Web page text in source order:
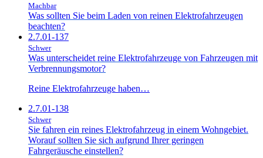
Machbar
Was sollten Sie beim Laden von reinen Elektrofahrzeugen
beachten?
2.7.01-137
Schwer
Was unterscheidet reine Elektrofahrzeuge von Fahrzeugen mit
Verbrennungsmotor?
Reine Elektrofahrzeuge haben…
2.7.01-138
Schwer
Sie fahren ein reines Elektrofahrzeug in einem Wohngebiet.
Worauf sollten Sie sich aufgrund Ihrer geringen
Fahrgeräusche einstellen?